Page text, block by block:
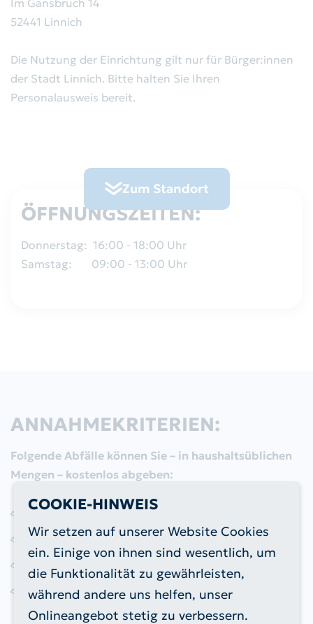
Abfallkalender
Sperrmüll/Elektroschrott
Servicestandorte
Wertstoffhöfe
Sackausgabestellen
Entsorgungszentren
Kundenservice / Sonstige
Anfragen
Aktuelles
Bekanntmachungen
Gremien
RegioEntsorgung AöR
Satzung
52441 Linnich
Die Nutzung der Einrichtung gilt nur für Bürger:innen
der Stadt Linnich. Bitte halten Sie Ihren
Personalausweis bereit.
Zum Standort
ÖFFNUNGSZEITEN:
Donnerstag: 16:00 - 18:00 Uhr
Samstag: 09:00 - 13:00 Uhr
ANNAHMEKRITERIEN:
Folgende Abfälle können Sie – in haushaltsüblichen
Mengen – kostenlos abgeben:
Altpapier
Bratfette und -öle (nicht in Glasverpackungen)
Gartenabfälle (bis zu 1,5 m³ pro Tag)
Kleinbatterien, Leuchtstoffröhren und
Energiesparlampen
COOKIE-HINWEIS
Wir setzen auf unserer Website Cookies
ein. Einige von ihnen sind wesentlich, um
die Funktionalität zu gewährleisten,
während andere uns helfen, unser
Onlineangebot stetig zu verbessern.